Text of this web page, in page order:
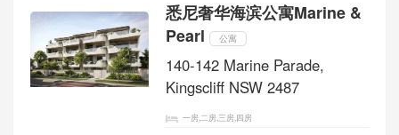
场社区中心，尽享现代化建筑
的度假式设施...
悉尼奢华海滨公寓Marine &
Pearl
公寓
140-142 Marine Parade,
Kingscliff NSW 2487
一房,二房,三房,四房